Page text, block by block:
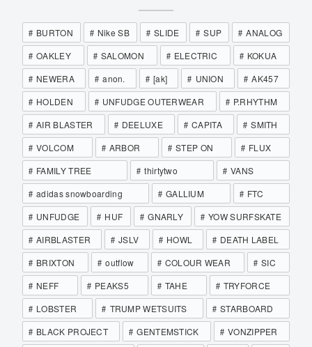
BURTON Nike SB SLIDE SUP
ANALOG
OAKLEY
SALOMON ELECTRIC
KOKUA
NEWERA
anon. [ak] UNION
AK457
HOLDEN
UNFUDGE OUTERWEAR
P.RHYTHM
AIR BLASTER
DEELUXE CAPITA
SMITH
VOLCOM
ARBOR STEP ON
FLUX
FAMILY TREE
thirtytwo
VANS
adidas snowboarding
GALLIUM
FTC
UNFUDGE
HUF GNARLY
YOW SURFSKATE
AIRBLASTER
JSLV HOWL
DEATH LABEL
BRIXTON
outflow COLOUR WEAR
SIC
NEFF
PEAKS5 TAHE
TRYFORCE
LOBSTER
TRUMP WETSUITS
STARBOARD
BLACK PROJECT
GENTEMSTICK
VONZIPPER